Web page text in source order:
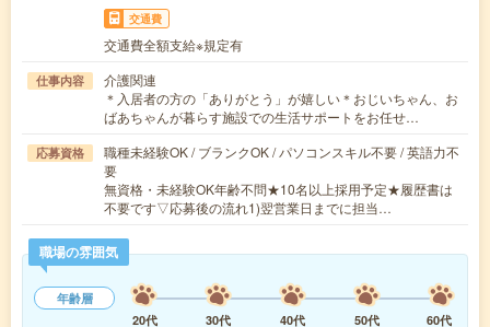
交通費
交通費全額支給※規定有
仕事内容
介護関連
＊入居者の方の「ありがとう」が嬉しい＊おじいちゃん、お
ばあちゃんが暮らす施設での生活サポートをお任せ…
応募資格
職種未経験OK / ブランクOK / パソコンスキル不要 / 英語力不
要
無資格・未経験OK年齢不問★10名以上採用予定★履歴書は
不要です▽応募後の流れ1)翌営業日までに担当…
職場の雰囲気
年齢層
20代
30代 40代 50代
60代